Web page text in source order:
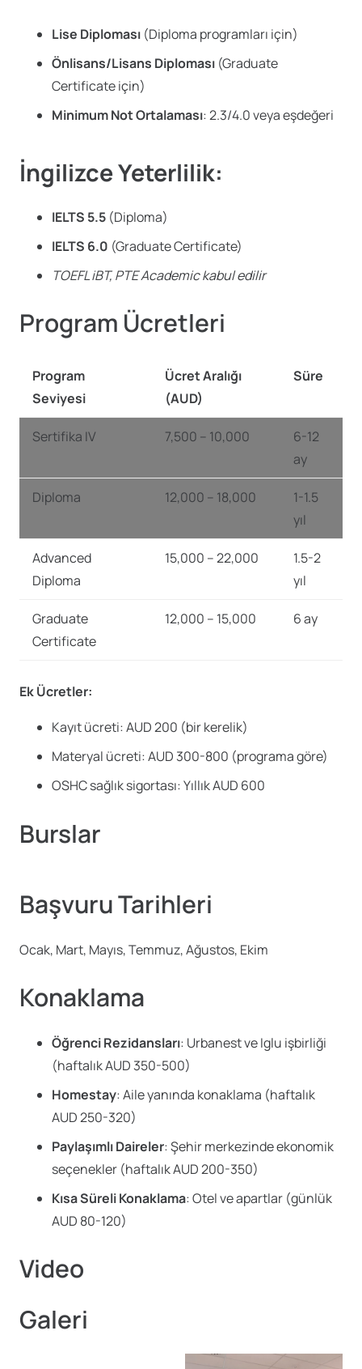
Lise Diploması (Diploma programları için)
Önlisans/Lisans Diploması (Graduate
Certificate için)
Minimum Not Ortalaması: 2.3/4.0 veya eşdeğeri
İngilizce Yeterlilik:
IELTS 5.5 (Diploma)
IELTS 6.0 (Graduate Certificate)
TOEFL iBT, PTE Academic kabul edilir
Program Ücretleri
Program
Seviyesi
Ücret Aralığı
(AUD)
Süre
Sertifika IV 7,500 – 10,000
6-12
ay
Diploma 12,000 – 18,000
1-1.5
yıl
Advanced
Diploma
15,000 – 22,000
1.5-2
yıl
Graduate
Certificate
12,000 – 15,000 6 ay
Ek Ücretler:
Kayıt ücreti: AUD 200 (bir kerelik)
Materyal ücreti: AUD 300-800 (programa göre)
OSHC sağlık sigortası: Yıllık AUD 600
Burslar
Başvuru Tarihleri
Ocak, Mart, Mayıs, Temmuz, Ağustos, Ekim
Konaklama
Öğrenci Rezidansları: Urbanest ve Iglu işbirliği
(haftalık AUD 350-500)
Homestay: Aile yanında konaklama (haftalık
AUD 250-320)
Paylaşımlı Daireler: Şehir merkezinde ekonomik
seçenekler (haftalık AUD 200-350)
Kısa Süreli Konaklama: Otel ve apartlar (günlük
AUD 80-120)
Video
Galeri